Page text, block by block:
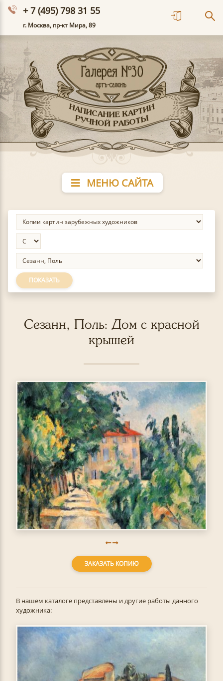
+ 7 (495) 798 31 55
г. Москва, пр-кт Мира, 89
МЕНЮ САЙТА
ПОКАЗАТЬ
Сезанн, Поль: Дом с красной
крышей
ЗАКАЗАТЬ КОПИЮ
В нашем каталоге представлены и другие работы данного
художника: